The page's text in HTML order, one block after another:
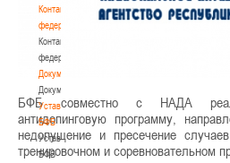
Контакты
федерации
Контакты
федерации
Документы
Документы
Устав
БФБ
Устав
БФБ
БФБ совместно с НАДА
антидопинговую программу,
недопущение и пресечение
тренировочном и соревновательном